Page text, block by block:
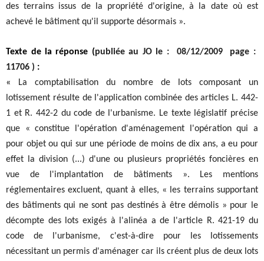
des terrains issus de la propriété d'origine, à la date où est
achevé le bâtiment qu'il supporte désormais ».
Texte de la réponse (publiée au JO le : 08/12/2009 page :
11706 ) :
«
La comptabilisation du nombre de lots composant un
lotissement résulte de l'application combinée des articles L. 442-
1 et R. 442-2 du code de l'urbanisme. Le texte législatif précise
que « constitue l'opération d'aménagement l'opération qui a
pour objet ou qui sur une période de moins de dix ans, a eu pour
effet la division (...) d'une ou plusieurs propriétés foncières en
vue de l'implantation de bâtiments ». Les mentions
réglementaires excluent, quant à elles, « les terrains supportant
des bâtiments qui ne sont pas destinés à être démolis » pour le
décompte des lots exigés à l'alinéa a de l'article R. 421-19 du
code de l'urbanisme, c'est-à-dire pour les lotissements
nécessitant un permis d'aménager car ils créent plus de deux lots